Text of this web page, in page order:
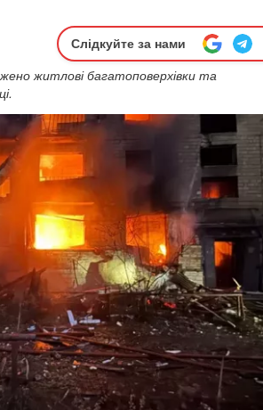
Слідкуйте за нами
житлові багатоповерхівки та